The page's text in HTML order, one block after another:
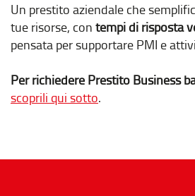
Un prestito aziendale che
tue risorse, con tempi di risposta
pensata per supportare PMI e
Per richiedere Prestito Business
scoprili qui sotto.